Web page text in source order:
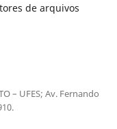
de arquivos
– UFES; Av. Fernando